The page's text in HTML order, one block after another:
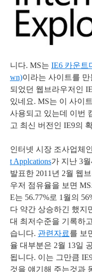
니다. MS는 IE6 카운트
wn)이라는 사이트를
되었던 웹브라우저인
있네요. MS는 이 사이
사용되고 있는데 이번
고 최신 버전인 IE9의
인터넷 시장 조사업체인
t Applcations가 지난 3월
발표한 2011년 2월 웹
우저 점유율을 보면
E는 56.77%로 1월의
다 약간 상승하긴 했지
대 최저수준을 기록하
습니다. 관련자료를 보
율 대부분은 2월 13일
됩니다. 이는 그만큼
것을 얘기해 주는것과